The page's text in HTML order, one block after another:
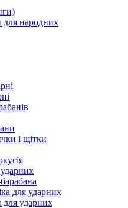
для народних
і щітки
для ударних
для ударних